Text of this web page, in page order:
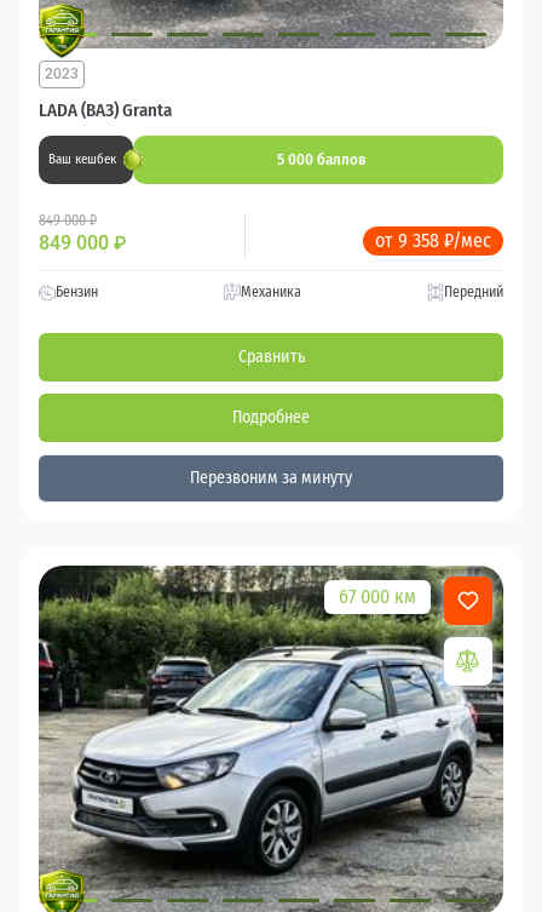
LADA (ВАЗ) Granta
2023
Ваш кешбек 5 000 баллов
849 000 ₽
849 000 ₽ от 9 358 ₽/мес
Бензин Механика Передний
Сравнить
Подробнее
Перезвоним за минуту
67 000 км